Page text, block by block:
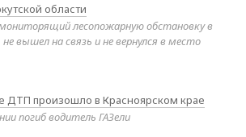
области
лесопожарную обстановку в
вышел на связь и не вернулся в место
ДТП произошло в Красноярском крае
погиб водитель ГАЗели